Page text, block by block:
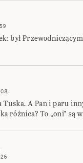
był Przewodniczącym
Tuska. A Pan i paru
różnica? To „oni” są